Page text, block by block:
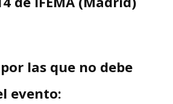
las que no debe
evento: